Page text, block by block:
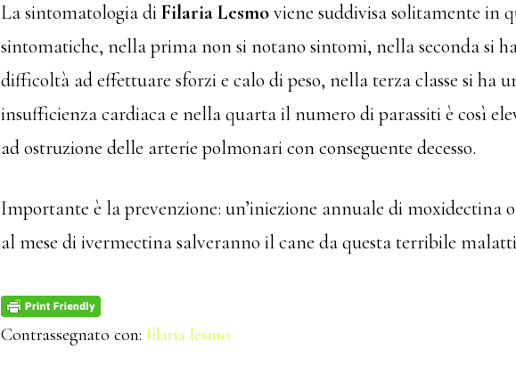
La sintomatologia diFilaria Lesmoviene suddivisa solitamente in
sintomatiche, nella prima non si notano sintomi, nella seconda si
difficoltà ad effettuare sforzi e calo di peso, nella terza classe si ha
insufficienza cardiaca e nella quarta il numero di parassiti è così
ad ostruzione delle arterie polmonari con conseguente decesso.
Importante è la prevenzione: un’iniezione annuale di moxidectina
al mese di ivermectina salveranno il cane da questa terribile
Contrassegnato con: filaria lesmo